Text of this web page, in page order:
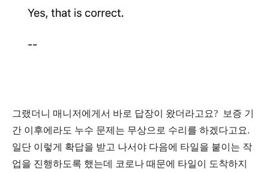
그랬더니 매니저에게서 바로 답장이 왔더라고요? 보증 기
간 이후에라도 누수 문제는 무상으로 수리를 하겠다고요.
일단 이렇게 확답을 받고 나서야 다음에 타일을 붙이는 작
업을 진행하도록 했는데 코로나 때문에 타일이 도착하지